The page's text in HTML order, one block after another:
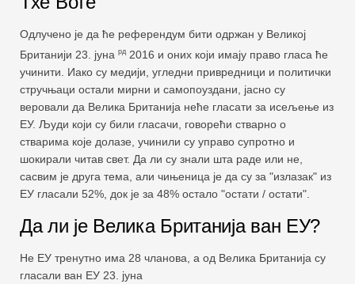
Одлучено је да ће референдум бити одржан у Великој
Британији 23. јуна рд 2016 и оних који имају право гласа ће
учинити. Иако су медији, угледни привредници и политички
стручњаци остали мирни и самопоуздани, јасно су
веровали да Велика Британија неће гласати за исељење из
ЕУ. Људи који су били гласачи, говорећи стварно о
стварима које долазе, учинили су управо супротно и
шокирали читав свет. Да ли су знали шта раде или не,
сасвим је друга тема, али чињеница је да су за "излазак" из
ЕУ гласали 52%, док је за 48% остало "остати / остати".
Да ли је Велика Британија ван ЕУ?
Не ЕУ тренутно има 28 чланова, а од Велика Британија су
гласали ван ЕУ 23. јуна